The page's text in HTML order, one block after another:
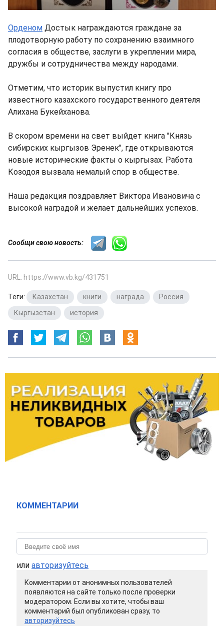
Орденом Достык награждаются граждане за
плодотворную работу по сохранению взаимного
согласия в обществе, заслуги в укреплении мира,
дружбы и сотрудничества между народами.
Отметим, что историк выпустил книгу про
известного казахского государственного деятеля
Алихана Букейханова.
В скором времени на свет выйдет книга "Князь
сибирских кыргызов Эренек", где открываются
новые исторические факты о кыргызах. Работа
Козодоя вызвала немалый спор в обществе.
Наша редакция поздравляет Виктора Ивановича с
высокой наградой и желает дальнейших успехов.
Сообщи свою новость:
URL: https://www.vb.kg/431751
Теги: Казахстан книги награда Россия
Кыргызстан
история
КОММЕНТАРИИ
или авторизуйтесь
Комментарии от анонимных пользователей
появляются на сайте только после проверки
модератором. Если вы хотите, чтобы ваш
комментарий был опубликован сразу, то
авторизуйтесь